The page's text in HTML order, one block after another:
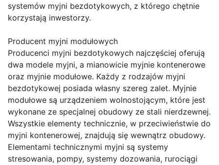
systemów myjni bezdotykowych, z którego chętnie
korzystają inwestorzy.
Producent myjni modułowych
Producenci myjni bezdotykowych najczęściej oferują
dwa modele myjni, a mianowicie myjnie kontenerowe
oraz myjnie modułowe. Każdy z rodzajów myjni
bezdotykowej posiada własny szereg zalet. Myjnie
modułowe są urządzeniem wolnostojącym, które jest
wykonane ze specjalnej obudowy ze stali nierdzewnej.
Wszystkie elementy technicznie, w przeciwieństwie do
myjni kontenerowej, znajdują się wewnątrz obudowy.
Elementami technicznymi myjni są systemy
stresowania, pompy, systemy dozowania, rurociągi